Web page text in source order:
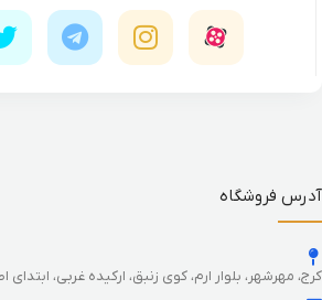
آدرس فروشگاه
کرج، مهرشهر، بلوار ارم، کوی زنبق، ارکیده غربی، ابتدای اطلس 2، دفتر